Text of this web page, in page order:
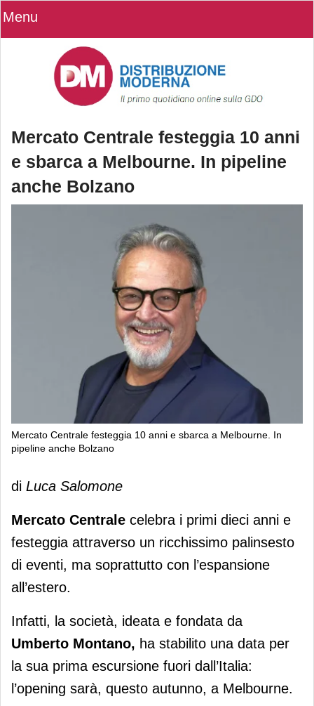
Menu
Mercato Centrale festeggia 10 anni
e sbarca a Melbourne. In pipeline
anche Bolzano
Mercato Centrale festeggia 10 anni e sbarca a Melbourne. In
pipeline anche Bolzano
Mercato Centrale festeggia 10 anni e
sbarca a Melbourne. In pipeline anche
Bolzano
di Luca Salomone
Mercato Centrale celebra i primi dieci anni e
festeggia attraverso un ricchissimo palinsesto
di eventi, ma soprattutto con l’espansione
all’estero.
Infatti, la società, ideata e fondata da
Umberto Montano, ha stabilito una data per
la sua prima escursione fuori dall’Italia:
l’opening sarà, questo autunno, a Melbourne.